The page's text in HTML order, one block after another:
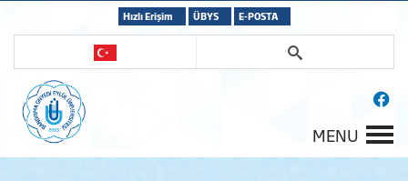
Hızlı Erişim ÜBYS E-POSTA
MENU